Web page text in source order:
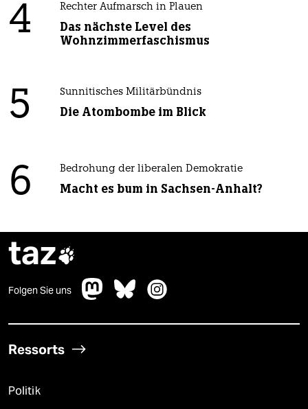
4 Rechter Aufmarsch in Plauen
Das nächste Level des
Wohnzimmerfaschismus
5 Sunnitisches Militärbündnis
Die Atombombe im Blick
6 Bedrohung der liberalen Demokratie
Macht es bum in Sachsen-Anhalt?
taz
Folgen Sie uns
Ressorts
Politik